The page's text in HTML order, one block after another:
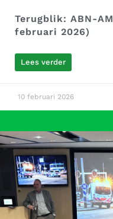
Terugblik: ABN-
februari 2026)
Lees verder
10 februari 2026